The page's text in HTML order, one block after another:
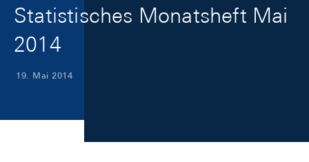
Statistisches Monatsheft Mai
2014
19. Mai 2014